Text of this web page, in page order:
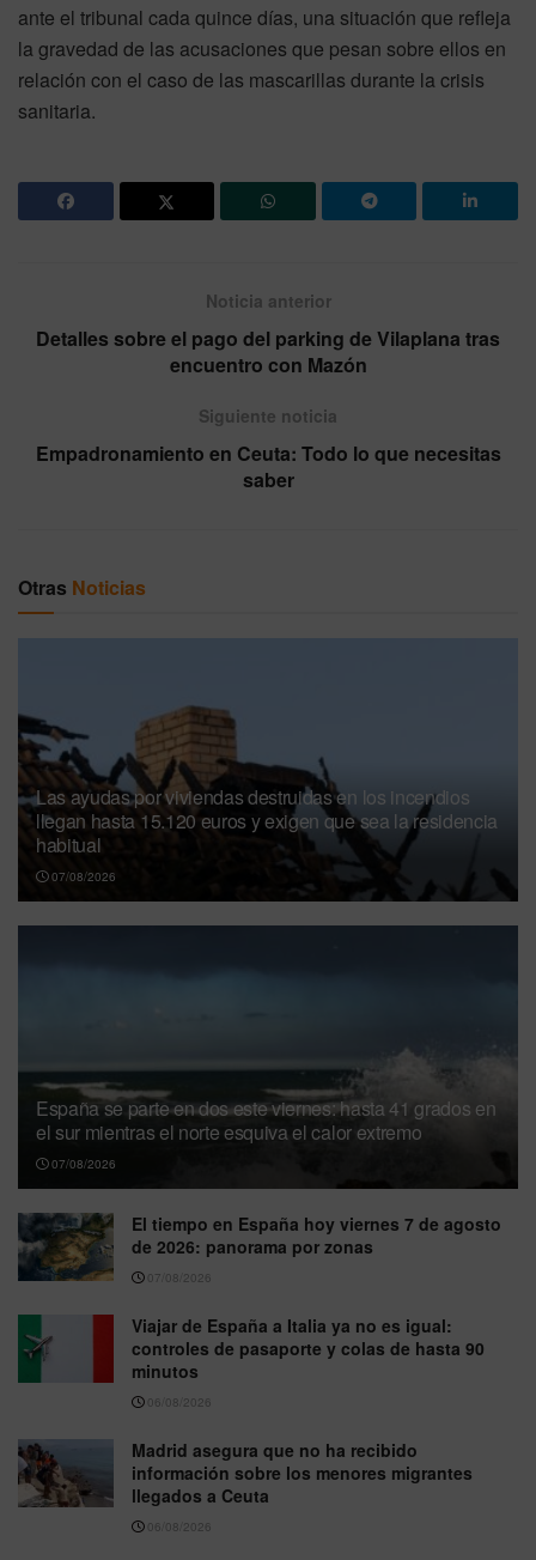
ante el tribunal cada quince días, una situación que refleja
la gravedad de las acusaciones que pesan sobre ellos en
relación con el caso de las mascarillas durante la crisis
sanitaria.
Noticia anterior
Detalles sobre el pago del parking de Vilaplana tras
encuentro con Mazón
Siguiente noticia
Empadronamiento en Ceuta: Todo lo que necesitas
saber
Otras Noticias
Las ayudas por viviendas destruidas en los incendios
llegan hasta 15.120 euros y exigen que sea la residencia
habitual
07/08/2026
España se parte en dos este viernes: hasta 41 grados en
el sur mientras el norte esquiva el calor extremo
07/08/2026
El tiempo en España hoy viernes 7 de agosto
de 2026: panorama por zonas
07/08/2026
Viajar de España a Italia ya no es igual:
controles de pasaporte y colas de hasta 90
minutos
06/08/2026
Madrid asegura que no ha recibido
información sobre los menores migrantes
llegados a Ceuta
06/08/2026